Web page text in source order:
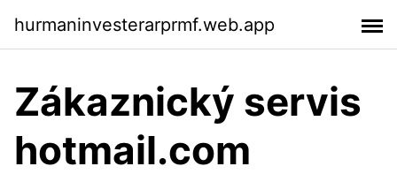
hurmaninvesterarprmf.web.app
Zákaznický servis
hotmail.com